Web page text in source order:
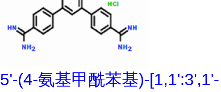
5'-(4-氨基甲酰苯基)-[1,1':3',1'-